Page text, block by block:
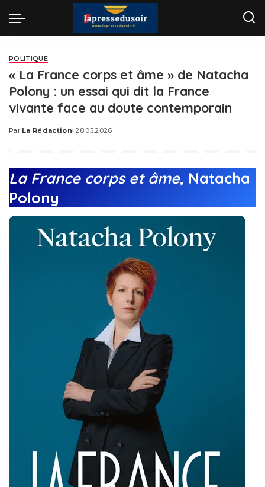
POLITIQUE
« La France corps et âme » de Natacha
Polony : un essai qui dit la France
vivante face au doute contemporain
Posted
Par La Rédaction 28.05.2026
La France corps et âme, Natacha
Polony